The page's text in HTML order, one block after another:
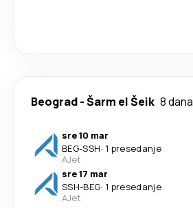
Beograd-Šarm el Šeik 8 dana
sre 10 mar
BEG-SSH· 1 presedanje
AJet
sre 17 mar
SSH-BEG· 1 presedanje
AJet